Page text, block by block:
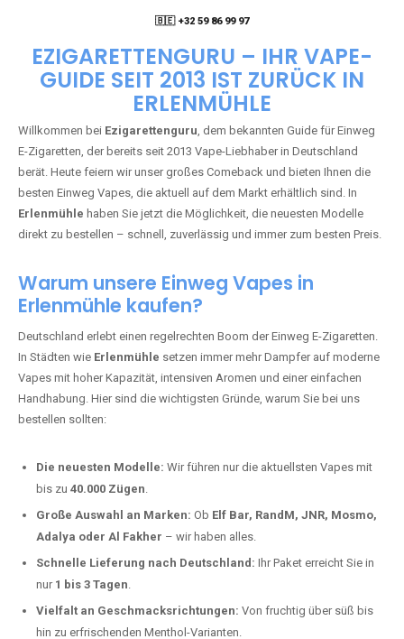
🇧🇪 +32 59 86 99 97
EZIGARETTENGURU – IHR VAPE-
GUIDE SEIT 2013 IST ZURÜCK IN
ERLENMÜHLE
Willkommen bei Ezigarettenguru, dem bekannten Guide für Einweg
E-Zigaretten, der bereits seit 2013 Vape-Liebhaber in Deutschland
berät. Heute feiern wir unser großes Comeback und bieten Ihnen die
besten Einweg Vapes, die aktuell auf dem Markt erhältlich sind. In
Erlenmühle haben Sie jetzt die Möglichkeit, die neuesten Modelle
direkt zu bestellen – schnell, zuverlässig und immer zum besten Preis.
Warum unsere Einweg Vapes in
Erlenmühle kaufen?
Deutschland erlebt einen regelrechten Boom der Einweg E-Zigaretten.
In Städten wie Erlenmühle setzen immer mehr Dampfer auf moderne
Vapes mit hoher Kapazität, intensiven Aromen und einer einfachen
Handhabung. Hier sind die wichtigsten Gründe, warum Sie bei uns
bestellen sollten:
Die neuesten Modelle: Wir führen nur die aktuellsten Vapes mit
bis zu 40.000 Zügen.
Große Auswahl an Marken: Ob Elf Bar, RandM, JNR, Mosmo,
Adalya oder Al Fakher – wir haben alles.
Schnelle Lieferung nach Deutschland: Ihr Paket erreicht Sie in
nur 1 bis 3 Tagen.
Vielfalt an Geschmacksrichtungen: Von fruchtig über süß bis
hin zu erfrischenden Menthol-Varianten.